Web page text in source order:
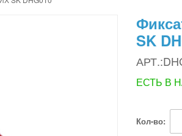
SK
ЕСТЬ В
Кол-во: